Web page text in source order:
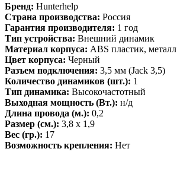
Бренд: Hunterhelp
Страна производства: Россия
Гарантия производителя: 1 год
Тип устройства: Внешний динамик
Материал корпуса: ABS пластик, металл
Цвет корпуса: Черный
Разъем подключения: 3,5 мм (Jack 3,5)
Количество динамиков (шт.): 1
Тип динамика: Высокочастотный
Выходная мощность (Вт.): н/д
Длина провода (м.): 0,2
Размер (см.): 3,8 х 1,9
Вес (гр.): 17
Возможность крепления: Нет